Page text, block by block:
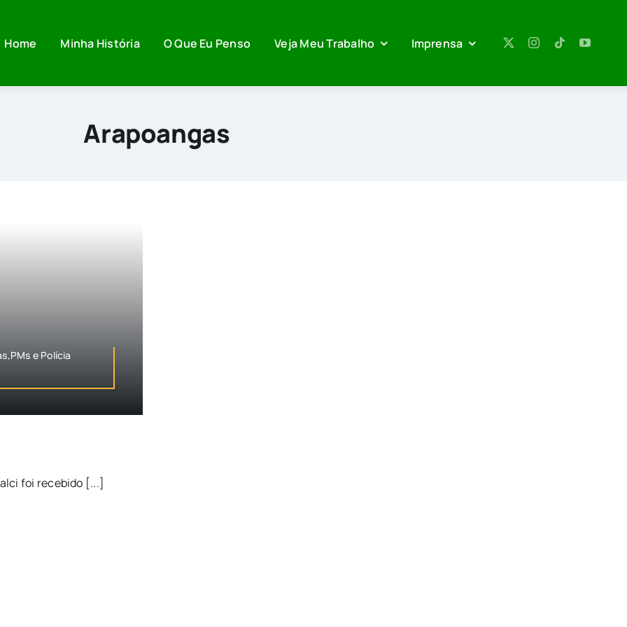
Home Minha História O Que Eu Penso Veja Meu Trabalho Imprensa
Arapoangas
e Polícia
foi recebido [...]